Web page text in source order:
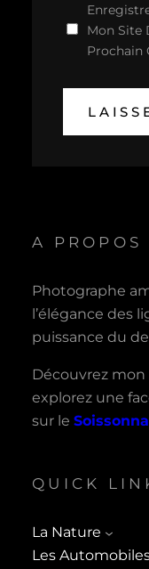
Mon Site
Prochain
A PROPOS
Photographe
l’élégance des
puissance du
Découvrez
explorez une
sur le
QUICK
La Nature
Les